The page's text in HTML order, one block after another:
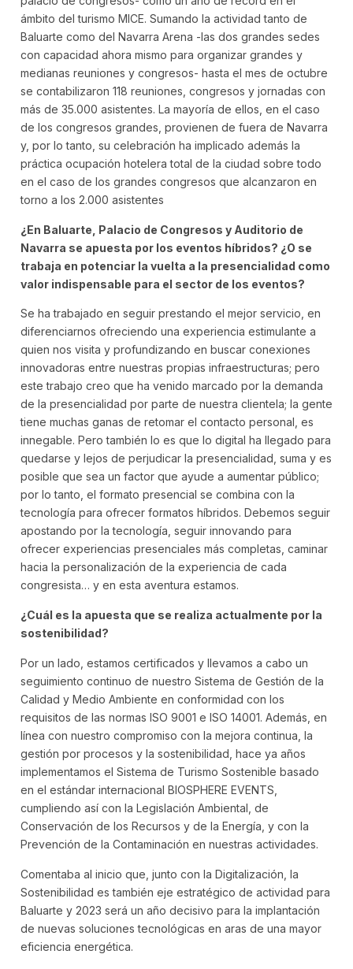
ámbito del turismo MICE. Sumando la actividad tanto de
Baluarte como del Navarra Arena -las dos grandes sedes
con capacidad ahora mismo para organizar grandes y
medianas reuniones y congresos- hasta el mes de octubre
se contabilizaron 118 reuniones, congresos y jornadas con
más de 35.000 asistentes. La mayoría de ellos, en el caso
de los congresos grandes, provienen de fuera de Navarra
y, por lo tanto, su celebración ha implicado además la
práctica ocupación hotelera total de la ciudad sobre todo
en el caso de los grandes congresos que alcanzaron en
torno a los 2.000 asistentes
¿En Baluarte, Palacio de Congresos y Auditorio de
Navarra se apuesta por los eventos híbridos? ¿O se
trabaja en potenciar la vuelta a la presencialidad como
valor indispensable para el sector de los eventos?
Se ha trabajado en seguir prestando el mejor servicio, en
diferenciarnos ofreciendo una experiencia estimulante a
quien nos visita y profundizando en buscar conexiones
innovadoras entre nuestras propias infraestructuras; pero
este trabajo creo que ha venido marcado por la demanda
de la presencialidad por parte de nuestra clientela; la gente
tiene muchas ganas de retomar el contacto personal, es
innegable. Pero también lo es que lo digital ha llegado para
quedarse y lejos de perjudicar la presencialidad, suma y es
posible que sea un factor que ayude a aumentar público;
por lo tanto, el formato presencial se combina con la
tecnología para ofrecer formatos híbridos. Debemos seguir
apostando por la tecnología, seguir innovando para
ofrecer experiencias presenciales más completas, caminar
hacia la personalización de la experiencia de cada
congresista… y en esta aventura estamos.
¿Cuál es la apuesta que se realiza actualmente por la
sostenibilidad?
Por un lado, estamos certificados y llevamos a cabo un
seguimiento continuo de nuestro Sistema de Gestión de la
Calidad y Medio Ambiente en conformidad con los
requisitos de las normas ISO 9001 e ISO 14001. Además, en
línea con nuestro compromiso con la mejora continua, la
gestión por procesos y la sostenibilidad, hace ya años
implementamos el Sistema de Turismo Sostenible basado
en el estándar internacional BIOSPHERE EVENTS,
cumpliendo así con la Legislación Ambiental, de
Conservación de los Recursos y de la Energía, y con la
Prevención de la Contaminación en nuestras actividades.
Comentaba al inicio que, junto con la Digitalización, la
Sostenibilidad es también eje estratégico de actividad para
Baluarte y 2023 será un año decisivo para la implantación
de nuevas soluciones tecnológicas en aras de una mayor
eficiencia energética.